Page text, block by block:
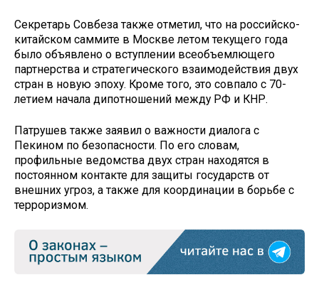
Секретарь Совбеза также отметил, что на российско-
китайском саммите в Москве летом текущего года
было объявлено о вступлении всеобъемлющего
партнерства и стратегического взаимодействия двух
стран в новую эпоху. Кроме того, это совпало с 70-
летием начала дипотношений между РФ и КНР.
Патрушев также заявил о важности диалога с
Пекином по безопасности. По его словам,
профильные ведомства двух стран находятся в
постоянном контакте для защиты государств от
внешних угроз, а также для координации в борьбе с
терроризмом.